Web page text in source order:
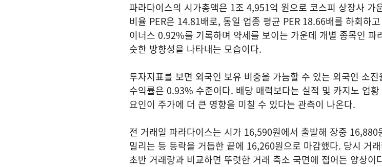
파라다이스의 시가총액은 1조 4,951억 원으로 코스피 상장사 가
비율 PER은 14.81배로, 동일 업종 평균 PER 18.66배를 하회하
이너스 0.92%를 기록하며 약세를 보이는 가운데 개별 종목인 파
슷한 방향성을 나타내는 모습이다.
투자지표를 보면 외국인 보유 비중을 가늠할 수 있는 외국인 소
수익률은 0.93% 수준이다. 배당 매력보다는 실적 및 카지노 업
요인이 주가에 더 큰 영향을 미칠 수 있다는 관측이 나온다.
전 거래일 파라다이스는 시가 16,590원에서 출발해 장중
밀리는 등 등락을 거듭한 끝에 16,260원으로 마감했다. 당시 거
초반 거래량과 비교하면 뚜렷한 거래 축소 국면에 접어든 양상이